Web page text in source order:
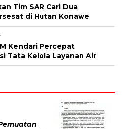
Tim SAR Cari Dua
di Hutan Konawe
Kendari Percepat
Tata Kelola Layanan Air